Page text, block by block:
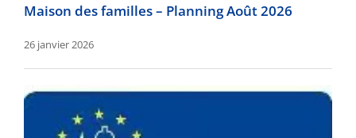
Maison des familles – Planning Août 2026
26 janvier 2026